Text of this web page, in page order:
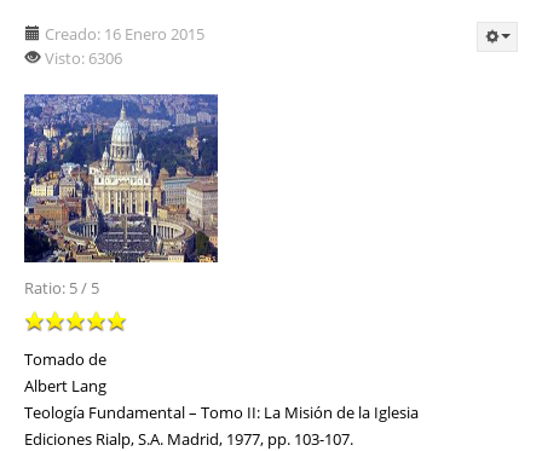
Creado: 16 Enero 2015
Visto: 6306
Ratio: 5/ 5
Tomado de
Albert Lang
Teología Fundamental – Tomo II: La Misión de la Iglesia
Ediciones Rialp, S.A. Madrid, 1977, pp. 103-107.